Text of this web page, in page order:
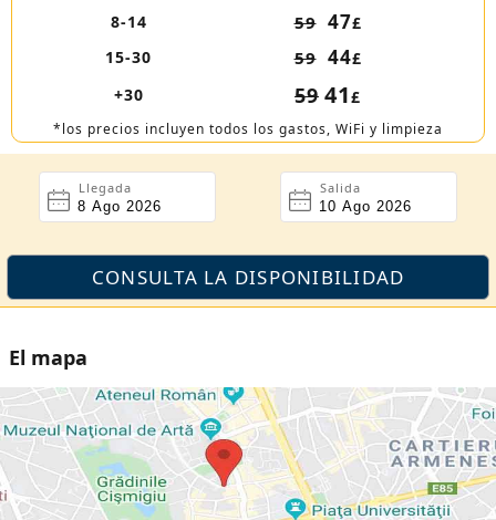
8-14
59 47£
15-30
59 44£
+30
59 41£
*los precios incluyen todos los gastos, WiFi y limpieza
Llegada Salida
El mapa